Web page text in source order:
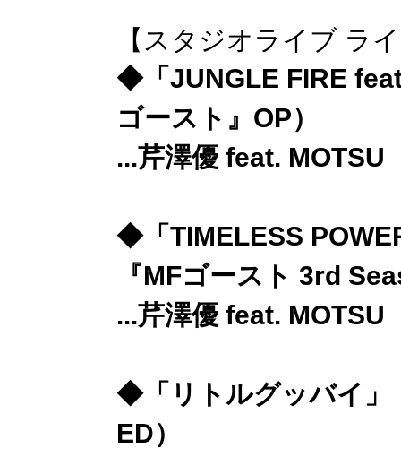
【スタジオライブ ラ
◆「JUNGLE FIRE
ゴースト』OP）
...芹澤優 feat. MOTSU
◆「TIMELESS
『MFゴースト 3rd
...芹澤優 feat. MOTSU
◆「リトルグッバイ」
ED）